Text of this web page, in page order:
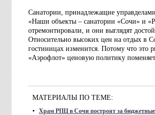
Санатории, принадлежащие
«Наши объекты – санатории «Сочи» и
отремонтировали, и они выглядят
Относительно высоких цен на отдых в
гостиницах изменится. Потому что это
«Аэрофлот» ценовую политику
МАТЕРИАЛЫ ПО ТЕМЕ:
• Храм РПЦ в Сочи построят за бюджетные